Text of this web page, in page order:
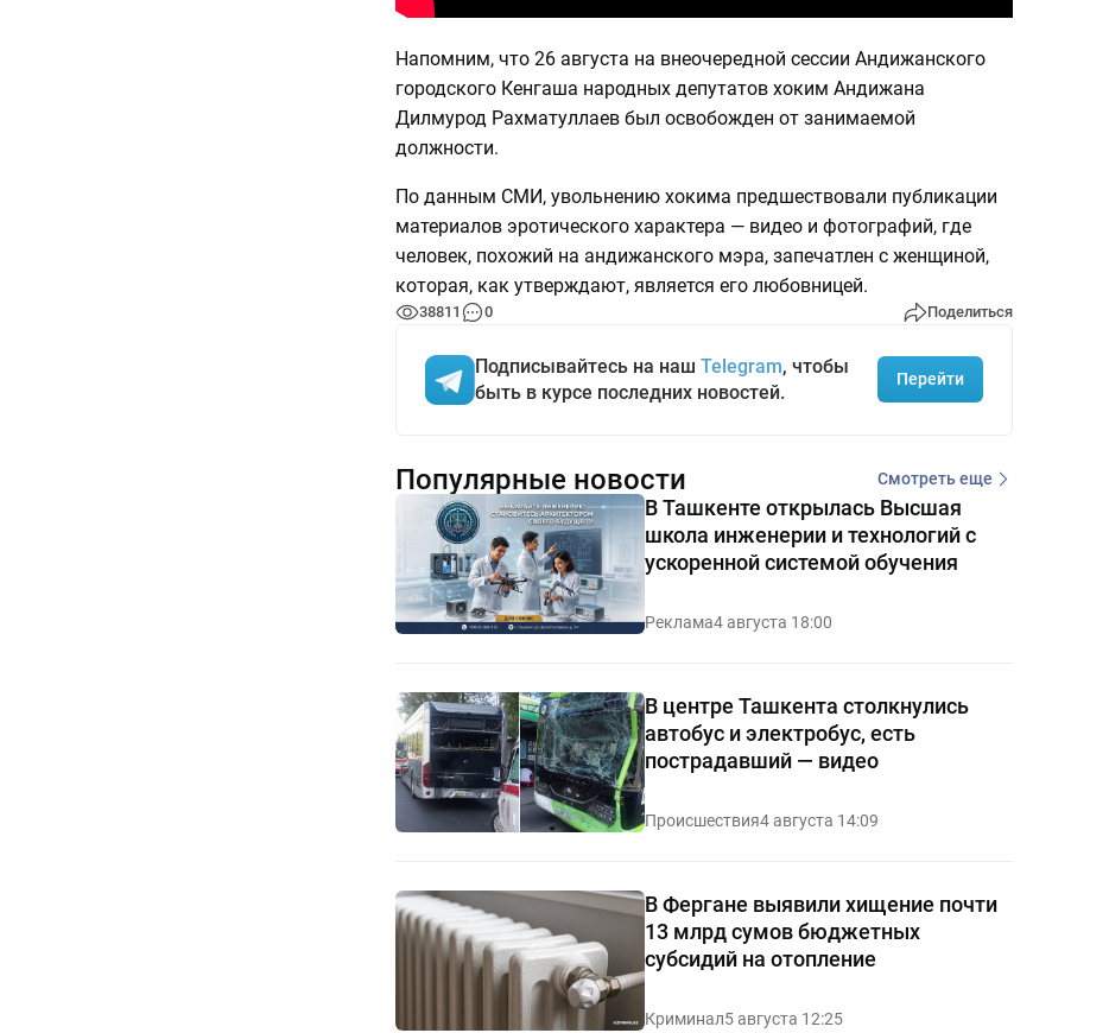
Напомним, что 26 августа на внеочередной сессии Андижанского
городского Кенгаша народных депутатов хоким Андижана
Дилмурод Рахматуллаев был освобожден от занимаемой
должности.
По данным СМИ, увольнению хокима предшествовали публикации
материалов эротического характера — видео и фотографий, где
человек, похожий на андижанского мэра, запечатлен с женщиной,
которая, как утверждают, является его любовницей.
38811 0 Поделиться
Подписывайтесь на наш Telegram, чтобы
быть в курсе последних новостей.
Перейти
Популярные новости Смотреть еще
В Ташкенте открылась Высшая
школа инженерии и технологий с
ускоренной системой обучения
Реклама4 августа 18:00
В центре Ташкента столкнулись
автобус и электробус, есть
пострадавший — видео
Происшествия4 августа 14:09
В Фергане выявили хищение почти
13 млрд сумов бюджетных
субсидий на отопление
Криминал5 августа 12:25